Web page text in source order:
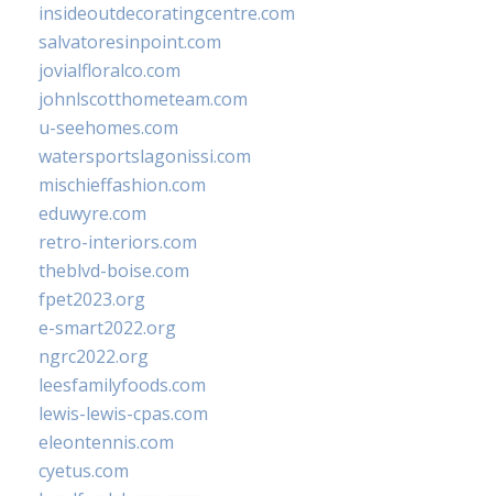
insideoutdecoratingcentre.com
salvatoresinpoint.com
jovialfloralco.com
johnlscotthometeam.com
u-seehomes.com
watersportslagonissi.com
mischieffashion.com
eduwyre.com
retro-interiors.com
theblvd-boise.com
fpet2023.org
e-smart2022.org
ngrc2022.org
leesfamilyfoods.com
lewis-lewis-cpas.com
eleontennis.com
cyetus.com